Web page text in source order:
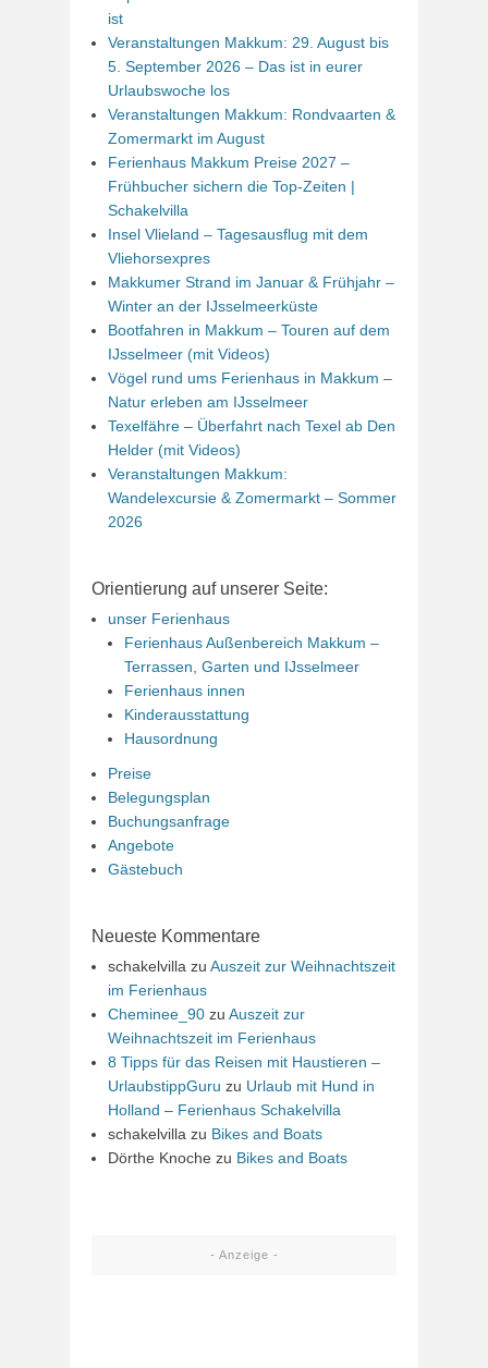
ist
Veranstaltungen Makkum: 29. August bis
5. September 2026 – Das ist in eurer
Urlaubswoche los
Veranstaltungen Makkum: Rondvaarten &
Zomermarkt im August
Ferienhaus Makkum Preise 2027 –
Frühbucher sichern die Top-Zeiten |
Schakelvilla
Insel Vlieland – Tagesausflug mit dem
Vliehorsexpres
Makkumer Strand im Januar & Frühjahr –
Winter an der IJsselmeerküste
Bootfahren in Makkum – Touren auf dem
IJsselmeer (mit Videos)
Vögel rund ums Ferienhaus in Makkum –
Natur erleben am IJsselmeer
Texelfähre – Überfahrt nach Texel ab Den
Helder (mit Videos)
Veranstaltungen Makkum:
Wandelexcursie & Zomermarkt – Sommer
2026
Orientierung auf unserer Seite:
unser Ferienhaus
Ferienhaus Außenbereich Makkum –
Terrassen, Garten und IJsselmeer
Ferienhaus innen
Kinderausstattung
Hausordnung
Preise
Belegungsplan
Buchungsanfrage
Angebote
Gästebuch
Neueste Kommentare
schakelvilla zu Auszeit zur Weihnachtszeit
im Ferienhaus
Cheminee_90 zu Auszeit zur
Weihnachtszeit im Ferienhaus
8 Tipps für das Reisen mit Haustieren –
UrlaubstippGuru zu Urlaub mit Hund in
Holland – Ferienhaus Schakelvilla
schakelvilla zu Bikes and Boats
Dörthe Knoche zu Bikes and Boats
- Anzeige -